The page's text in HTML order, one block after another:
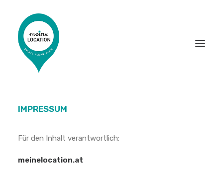
LOCATIONS
EVENT-DIENSTLEISTER
PARTNER WERDEN
IMPRESSUM
Für den Inhalt verantwortlich:
meinelocation.at